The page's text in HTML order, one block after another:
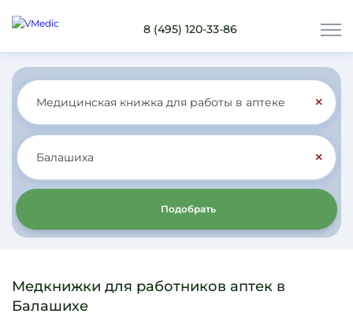
8 (495) 120-33-86
×
×
Подобрать
Медкнижки для работников аптек в
Балашихе